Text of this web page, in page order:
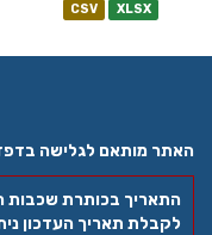
CSV XLSX
האתר מותאם לגלישה
התאריך בכותרת שכבות
לקבלת תאריך העדכון